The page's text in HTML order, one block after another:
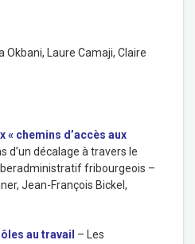
Okbani, Laure Camaji, Claire
« chemins d’accès aux
d’un décalage à travers le
fribourgeois –
, Jean-François Bickel ,
au travail – Les